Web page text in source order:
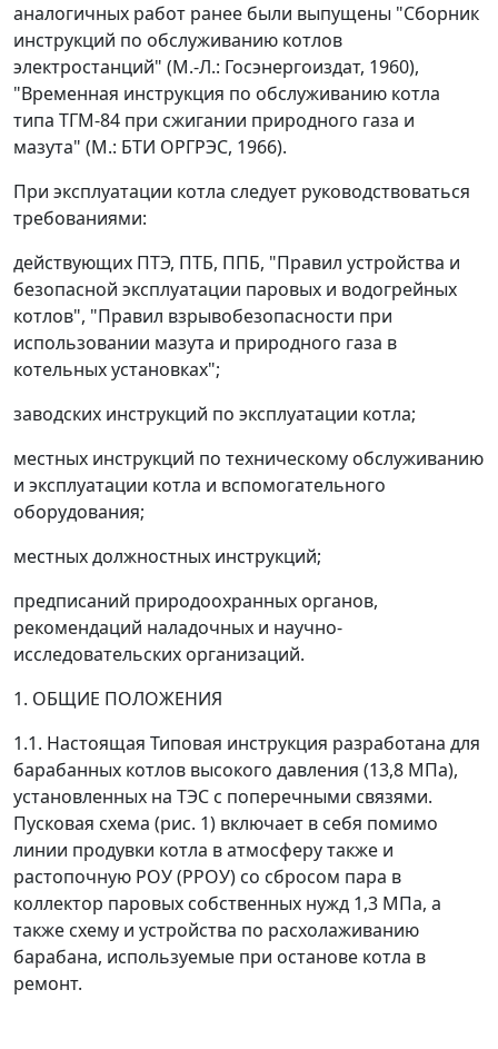
аналогичных работ ранее были выпущены "Сборник
инструкций по обслуживанию котлов
электростанций" (М.-Л.: Госэнергоиздат, 1960),
"Временная инструкция по обслуживанию котла
типа ТГМ-84 при сжигании природного газа и
мазута" (М.: БТИ ОРГРЭС, 1966).
При эксплуатации котла следует руководствоваться
требованиями:
действующих ПТЭ, ПТБ, ППБ, "Правил устройства и
безопасной эксплуатации паровых и водогрейных
котлов", "Правил взрывобезопасности при
использовании мазута и природного газа в
котельных установках";
заводских инструкций по эксплуатации котла;
местных инструкций по техническому обслуживанию
и эксплуатации котла и вспомогательного
оборудования;
местных должностных инструкций;
предписаний природоохранных органов,
рекомендаций наладочных и научно-
исследовательских организаций.
1. ОБЩИЕ ПОЛОЖЕНИЯ
1.1. Настоящая Типовая инструкция разработана для
барабанных котлов высокого давления (13,8 МПа),
установленных на ТЭС с поперечными связями.
Пусковая схема (рис. 1) включает в себя помимо
линии продувки котла в атмосферу также и
растопочную РОУ (РРОУ) со сбросом пара в
коллектор паровых собственных нужд 1,3 МПа, а
также схему и устройства по расхолаживанию
барабана, используемые при останове котла в
ремонт.